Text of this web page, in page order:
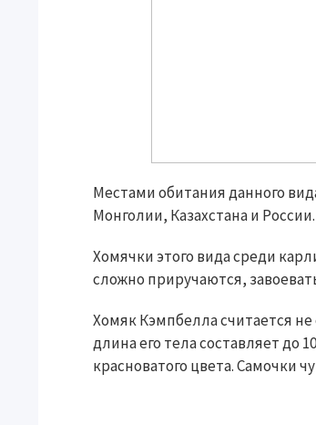
Местами обитания данного
Монголии, Казахстана и
Хомячки этого вида среди
сложно приручаются,
Хомяк Кэмпбелла считается
длина его тела составляет до
красноватого цвета. Самочки